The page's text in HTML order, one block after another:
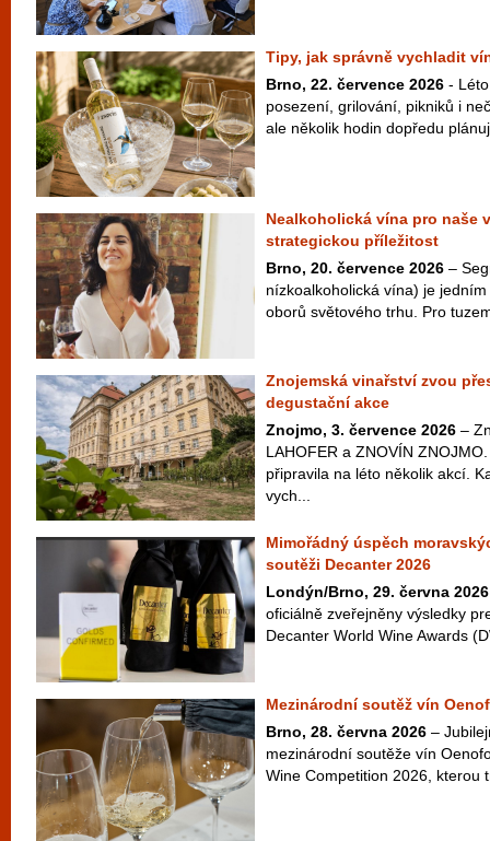
Tipy, jak správně vychladit
Brno, 22. července 2026 -
posezení, grilování, pikniků i
ale několik hodin dopředu
Nealkoholická vína pro naše
strategickou příležitost
Brno, 20. července 2026 –
nízkoalkoholická vína) je
oborů světového trhu. Pro
Znojemská vinařství zvou
degustační akce
Znojmo, 3. července 2026 –
LAHOFER a ZNOVÍN
připravila na léto několik akcí.
vych...
Mimořádný úspěch
soutěži Decanter 2026
Londýn/Brno, 29. června 2026
oficiálně zveřejněny výsledky
Decanter World Wine Awards
Mezinárodní soutěž vín
Brno, 28. června 2026 –
mezinárodní soutěže vín
Wine Competition 2026, kterou